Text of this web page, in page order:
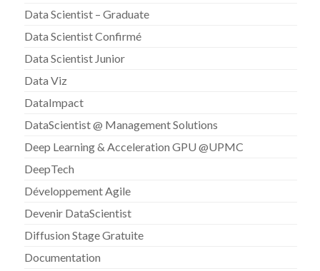
Data Scientist – Graduate
Data Scientist Confirmé
Data Scientist Junior
Data Viz
DataImpact
DataScientist @ Management Solutions
Deep Learning & Acceleration GPU @UPMC
DeepTech
Développement Agile
Devenir DataScientist
Diffusion Stage Gratuite
Documentation